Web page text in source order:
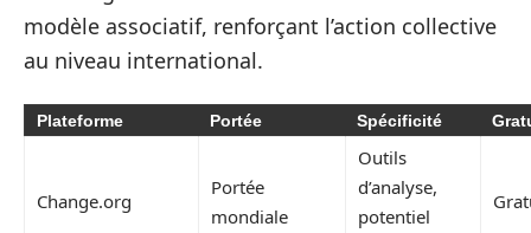
modèle associatif, renforçant l’action collective
au niveau international.
Plateforme Portée Spécificité
Change.org
Portée
mondiale
Outils
d’analyse,
potentiel